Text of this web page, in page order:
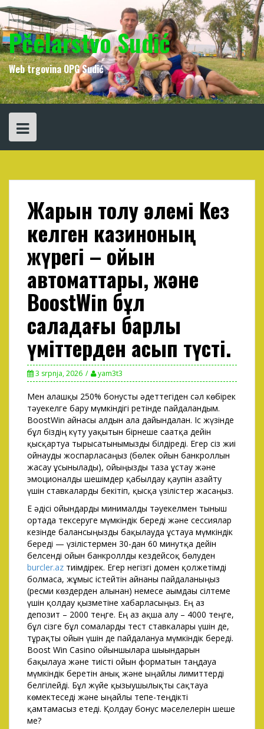
Skip
to
content
Pčelarstvo Sudić
Web trgovina OPG Sudić
Жарқын толқу әлемі Кез
келген казиноның
жүрегі – ойын
автоматтары, және
BoostWin бұл
саладағы барлық
үміттерден асып түсті.
3 srpnja, 2026 yam3t3
Мен алғашқы 250% бонусты әдеттегіден сәл көбірек
тәуекелге бару мүмкіндігі ретінде пайдаландым.
BoostWin айнасы алдын ала дайындалған. Іс жүзінде
бұл біздің күту уақытын бірнеше сағатқа дейін
қысқартуға тырысатынымызды білдіреді. Егер сіз жиі
ойнауды жоспарласаңыз (бөлек ойын банкроллын
жасау ұсынылады), ойыңызды таза ұстау және
эмоционалды шешімдер қабылдау қаупін азайту
үшін ставкаларды бекітіп, қысқа үзілістер жасаңыз.
E әдісі ойындарды минималды тәуекелмен тыныш
ортада тексеруге мүмкіндік береді және сессиялар
кезінде балансыңызды бақылауда ұстауға мүмкіндік
береді — үзілістермен 30-дан 60 минутқа дейін
белсенді ойын банкроллды кездейсоқ бөлуден
burcler.az тиімдірек. Егер негізгі домен қолжетімді
болмаса, жұмыс істейтін айнаны пайдаланыңыз
(ресми көздерден алынған) немесе ағымдағы сілтеме
үшін қолдау қызметіне хабарласыңыз. Ең аз
депозит – 2000 теңге. Ең аз ақша алу – 4000 теңге,
бұл сізге бұл сомаларды тест ставкалары үшін де,
тұрақты ойын үшін де пайдалануға мүмкіндік береді.
Boost Win Casino ойыншыларға шығындарын
бақылауға және тиісті ойын форматын таңдауға
мүмкіндік беретін анық және ыңғайлы лимиттерді
белгілейді. Бұл жүйе қызығушылықты сақтауға
көмектеседі және ыңғайлы тепе-теңдікті
қамтамасыз етеді. Қолдау бонус мәселелерін шеше
ме?